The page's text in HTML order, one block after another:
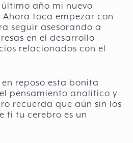
año mi nuevo
Ahora toca empezar con
seguir asesorando a
en el desarrollo
relacionados con el
reposo esta bonita
pensamiento analítico y
recuerda que aún sin los
ti tu cerebro es un